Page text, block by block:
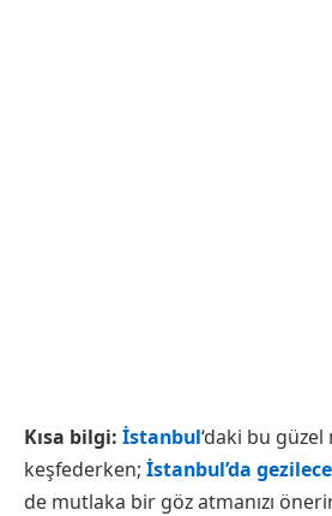
Kısa bilgi: İstanbul‘daki bu güzel
keşfederken; İstanbul’da
de mutlaka bir göz atmanızı